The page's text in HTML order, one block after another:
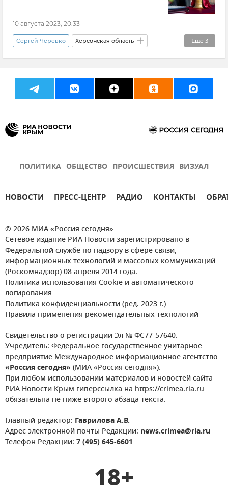
Общество
10 августа 2023, 20:33
Еще 3
Сергей Черевко Херсонская область
Образование в России
Новые регионы России Общество
ПОЛИТИКА ОБЩЕСТВО ПРОИСШЕСТВИЯ ВИЗУАЛ
НОВОСТИ ПРЕСС-ЦЕНТР РАДИО КОНТАКТЫ
© 2026 МИА «Россия сегодня»
Сетевое издание РИА Новости зарегистрировано в
Федеральной службе по надзору в сфере связи,
информационных технологий и массовых коммуникаций
(Роскомнадзор) 08 апреля 2014 года.
Политика использования Cookie и автоматического
логирования
Политика конфиденциальности (ред. 2023 г.)
Правила применения рекомендательных технологий
Свидетельство о регистрации Эл № ФС77-57640.
Учредитель: Федеральное государственное унитарное
предприятие Международное информационное агентство
«Россия сегодня» (МИА «Россия сегодня»).
При любом использовании материалов и новостей сайта
РИА Новости Крым гиперссылка на https://crimea.ria.ru
обязательна не ниже второго абзаца текста.
Главный редактор: Гаврилова А.В.
Адрес электронной почты Редакции: news.crimea@ria.ru
Телефон Редакции: 7 (495) 645-6601
18+